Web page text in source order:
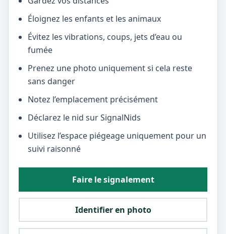
Éloignez les enfants et les animaux
Évitez les vibrations, coups, jets d’eau ou
fumée
Prenez une photo uniquement si cela reste
sans danger
Notez l’emplacement précisément
Déclarez le nid sur SignalNids
Utilisez l’espace piégeage uniquement pour un
suivi raisonné
Faire le signalement
Identifier en photo